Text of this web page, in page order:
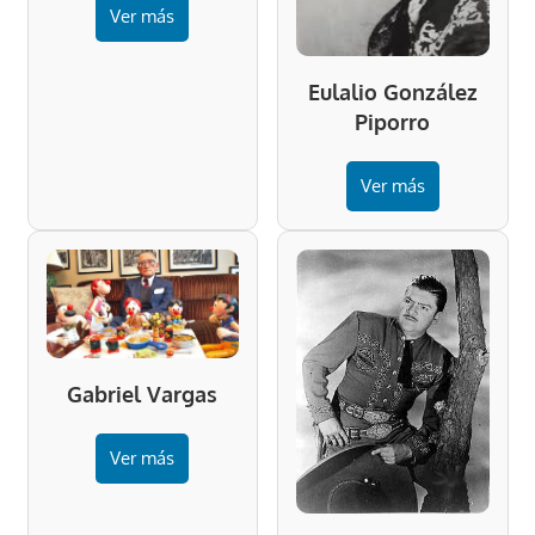
Ver más
Eulalio González
Piporro
Ver más
Gabriel Vargas
Ver más